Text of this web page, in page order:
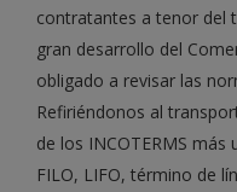
contratantes a tenor del
gran desarrollo del
obligado a revisar las
Refiriéndonos al
de los INCOTERMS más
FILO, LIFO, término de